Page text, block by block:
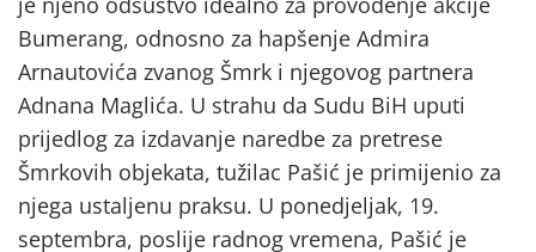
Bumerang, odnosno za hapšenje Admira
Arnautovića zvanog Šmrk i njegovog partnera
Adnana Maglića. U strahu da Sudu BiH uputi
prijedlog za izdavanje naredbe za pretrese
Šmrkovih objekata, tužilac Pašić je primijenio za
njega ustaljenu praksu. U ponedjeljak, 19.
septembra, poslije radnog vremena, Pašić je